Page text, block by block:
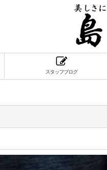
スタッフブログ